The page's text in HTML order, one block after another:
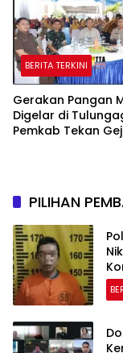
BERITA TERKINI
Gerakan Pangan
Digelar di
Pemkab Tekan
PILIHAN